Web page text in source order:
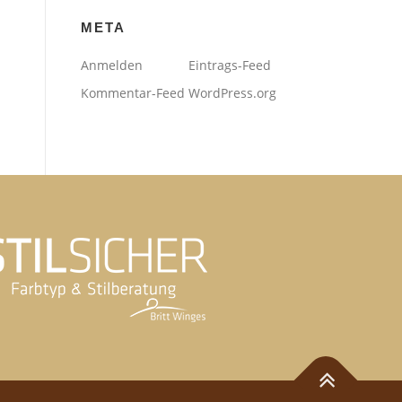
META
Anmelden
Eintrags-Feed
Kommentar-Feed WordPress.org